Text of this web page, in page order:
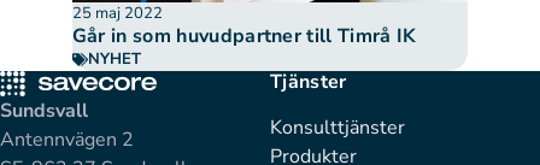
25 maj 2022
Går in som huvudpartner till Timrå IK
NYHET
Sundsvall
Antennvägen 2
Tjänster
Konsulttjänster
Produkter